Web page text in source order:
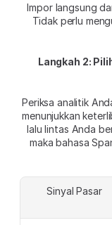
Impor langsung
Tidak perlu
Langkah 2:
Periksa analitik
menunjukkan
lalu lintas Anda
maka bahasa
Sinyal Pasar